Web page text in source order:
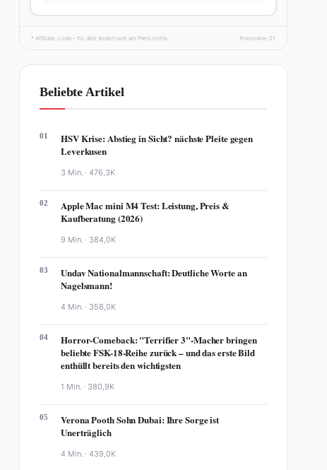
* Affiliate-Links – für dich ändert sich am Preis nichts. fhmonline-21
Beliebte Artikel
01
HSV Krise: Abstieg in Sicht? nächste Pleite gegen
Leverkusen
3 Min. ·476,3K
02
Apple Mac mini M4 Test: Leistung, Preis &
Kaufberatung (2026)
9 Min. · 384,0K
03
Undav Nationalmannschaft: Deutliche Worte an
Nagelsmann!
4 Min. · 358,0K
04
Horror-Comeback: "Terrifier 3"-Macher bringen
beliebte FSK-18-Reihe zurück – und das erste Bild
enthüllt bereits den wichtigsten
1 Min. · 380,9K
05
Verona Pooth Sohn Dubai: Ihre Sorge ist
Unerträglich
4 Min. ·439,0K